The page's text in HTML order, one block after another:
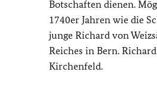
Botschaften dienen.
1740er Jahren wie die
junge Richard von
Reiches in Bern.
Kirchenfeld.